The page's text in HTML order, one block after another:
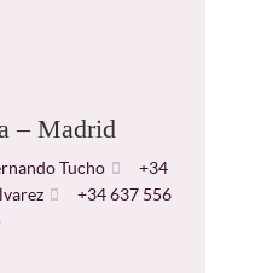
– Madrid
Tucho
+34
+34 637 556